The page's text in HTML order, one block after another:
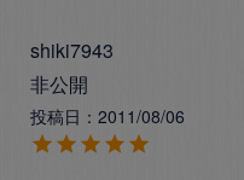
shiki7943
非公開
投稿日 2011/08/06